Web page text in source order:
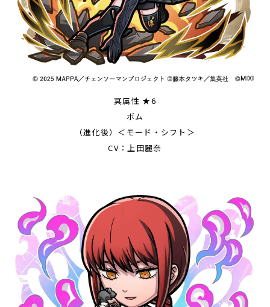
冥属性 ★6
ボム
（進化後）＜モード・シフト＞
CV：上田麗奈